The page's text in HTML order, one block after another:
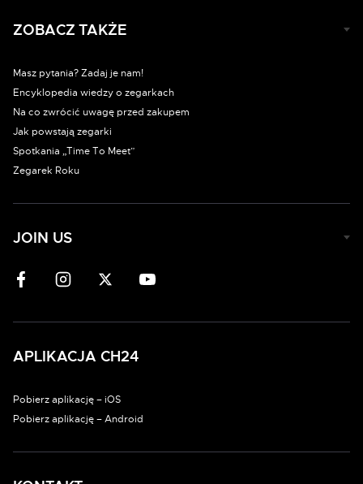
ZOBACZ TAKŻE
Masz pytania? Zadaj je nam!
Encyklopedia wiedzy o zegarkach
Na co zwrócić uwagę przed zakupem
Jak powstają zegarki
Spotkania „Time To Meet”
Zegarek Roku
JOIN US
APLIKACJA CH24
Pobierz aplikację – iOS
Pobierz aplikację – Android